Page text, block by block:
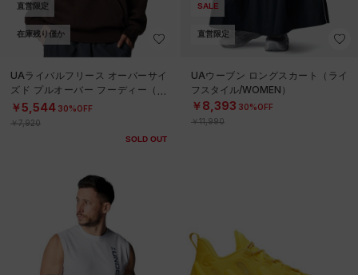
直営限定
在庫残り僅か
UAライバルフリース オーバーサイ
ズド プルオーバー フーディー（ト
レーニング/WOMEN）
￥5,544 30%OFF
￥7,920
SOLD OUT
SALE
直営限定
UAウーブン ロングスカート（ライ
フスタイル/WOMEN）
￥8,393 30%OFF
￥11,990